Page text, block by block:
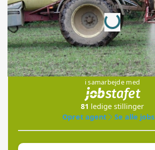
Annonce
Loading...
Jobs
i samarbejde med
81 ledige stillinger
Opret agent
Se alle jobs